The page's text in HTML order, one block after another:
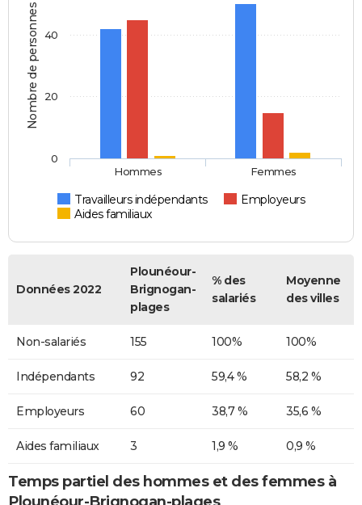
Nombre de personnes
Travailleurs indépendants
Employeurs
Aides familiaux
Hommes Femmes
0
20
40
Données 2022
Plounéour-
Brignogan-
plages
% des
salariés
Moyenne
des villes
Non-salariés 155 100% 100%
Indépendants 92 59,4 % 58,2 %
Employeurs 60 38,7 % 35,6 %
Aides familiaux 3 1,9 % 0,9 %
Temps partiel des hommes et des femmes à